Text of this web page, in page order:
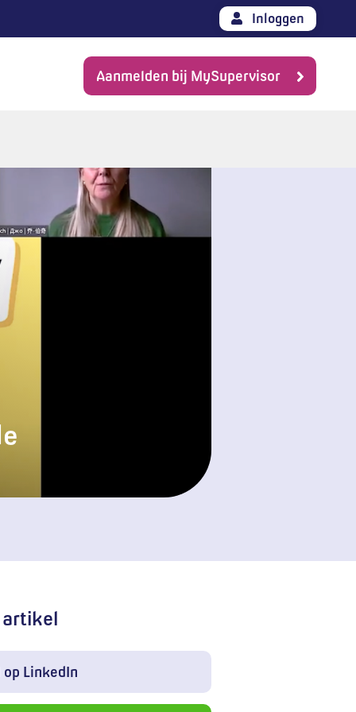
Inloggen
Aanmelden bij MySupervisor
artikel
op LinkedIn